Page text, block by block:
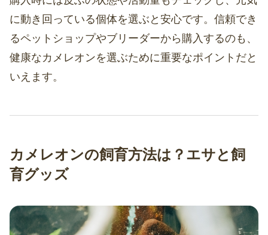
に動き回っている個体を選ぶと安心です。信頼でき
るペットショップやブリーダーから購入するのも、
健康なカメレオンを選ぶために重要なポイントだと
いえます。
カメレオンの飼育方法は？エサと飼
育グッズ